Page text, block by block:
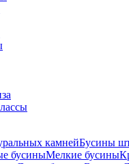
камнейБусины
бусиныМелкие бусины